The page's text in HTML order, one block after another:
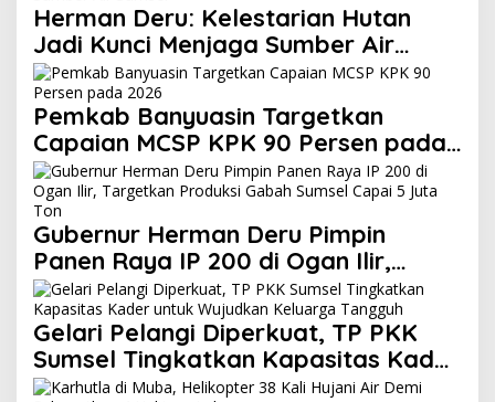
Herman Deru: Kelestarian Hutan
Jadi Kunci Menjaga Sumber Air
Sumsel
Pemkab Banyuasin Targetkan
Capaian MCSP KPK 90 Persen pada
2026
Gubernur Herman Deru Pimpin
Panen Raya IP 200 di Ogan Ilir,
Targetkan Produksi Gabah Sumsel
Capai 5 Juta Ton
Gelari Pelangi Diperkuat, TP PKK
Sumsel Tingkatkan Kapasitas Kader
untuk Wujudkan Keluarga Tangguh